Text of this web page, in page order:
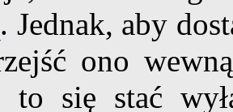
. Jednak, aby
ono
to się stać